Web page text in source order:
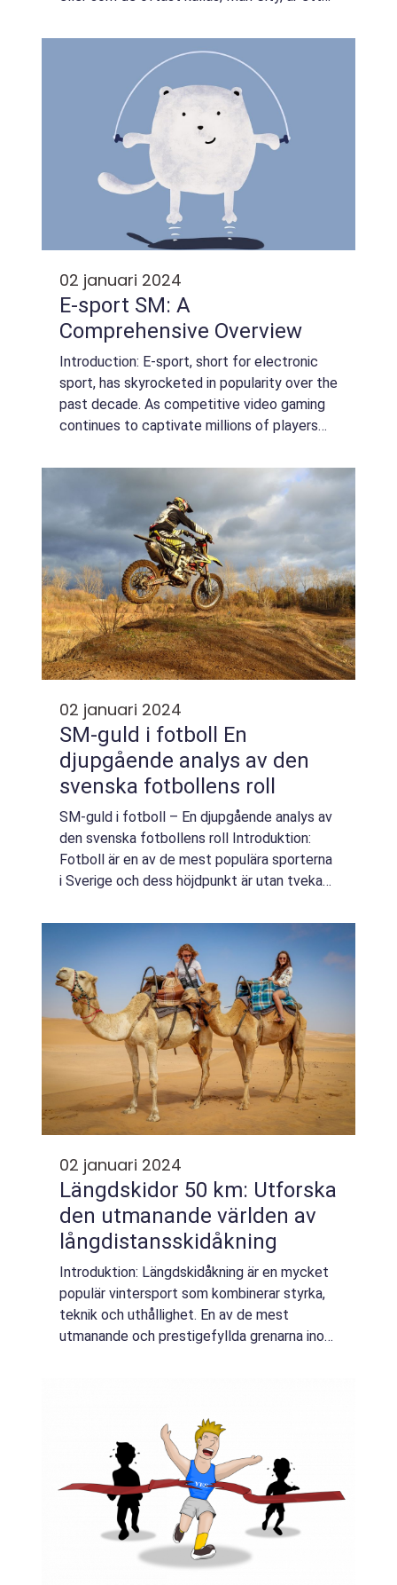
Manchester. Klubben grundades 1880 ...
02 januari 2024
E-sport SM: A
Comprehensive Overview
Introduction: E-sport, short for electronic
sport, has skyrocketed in popularity over the
past decade. As competitive video gaming
continues to captivate millions of players
tournaments known as E-sport SM (Swedish
02 januari 2024
SM-guld i fotboll En
djupgående analys av den
svenska fotbollens roll
SM-guld i fotboll – En djupgående analys av
den svenska fotbollens roll Introduktion:
Fotboll är en av de mest populära sporterna
i Sverige och dess höjdpunkt är utan tvekan
att ge en övergripande oc...
02 januari 2024
Längdskidor 50 km: Utforska
den utmanande världen av
långdistansskidåkning
Introduktion: Längdskidåkning är en mycket
populär vintersport som kombinerar styrka,
teknik och uthållighet. En av de mest
utmanande och prestigefyllda grenarna inom